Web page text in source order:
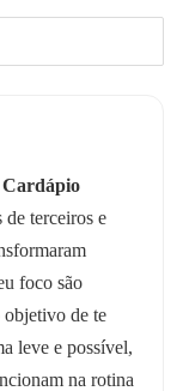
Cardápio
de terceiros e
foco são
objetivo de te
leve e possível,
na rotina